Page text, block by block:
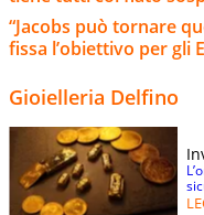
“Jacobs può tornare
fissa l’obiettivo per gli
Gioielleria Delfino